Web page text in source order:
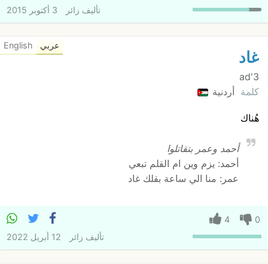
تأليف زائر 3 أكتوبر 2015
غاد
3'ad
كلمة أردنية
هُناك
أحمد وعمر بتقاتلوا
أحمد: يزم وين ام القلم تبعي
عمر: منا الي ساعة بقلك غاد
عربي English
0
4
تأليف زائر 12 أبريل 2022